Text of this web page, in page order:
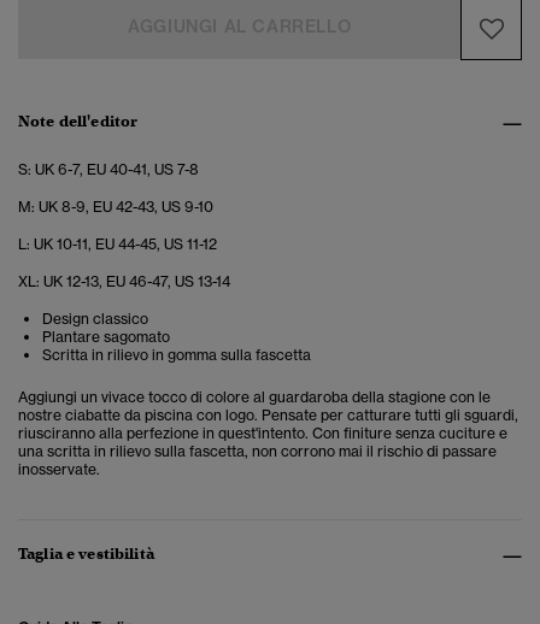
Note dell'editor
S: UK 6-7, EU 40-41, US 7-8
M: UK 8-9, EU 42-43, US 9-10
L: UK 10-11, EU 44-45, US 11-12
XL: UK 12-13, EU 46-47, US 13-14
Design classico
Plantare sagomato
Scritta in rilievo in gomma sulla fascetta
Aggiungi un vivace tocco di colore al guardaroba della stagione con le
nostre ciabatte da piscina con logo. Pensate per catturare tutti gli sguardi,
riusciranno alla perfezione in quest'intento. Con finiture senza cuciture e
una scritta in rilievo sulla fascetta, non corrono mai il rischio di passare
inosservate.
Taglia e vestibilità